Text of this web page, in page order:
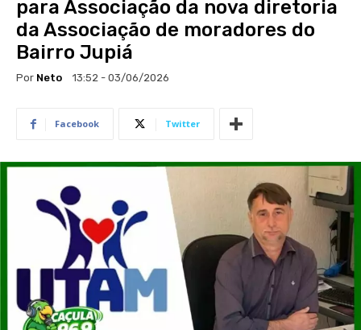
para Associação da nova diretoria
da Associação de moradores do
Bairro Jupiá
Por Neto 13:52 - 03/06/2026
Facebook Twitter